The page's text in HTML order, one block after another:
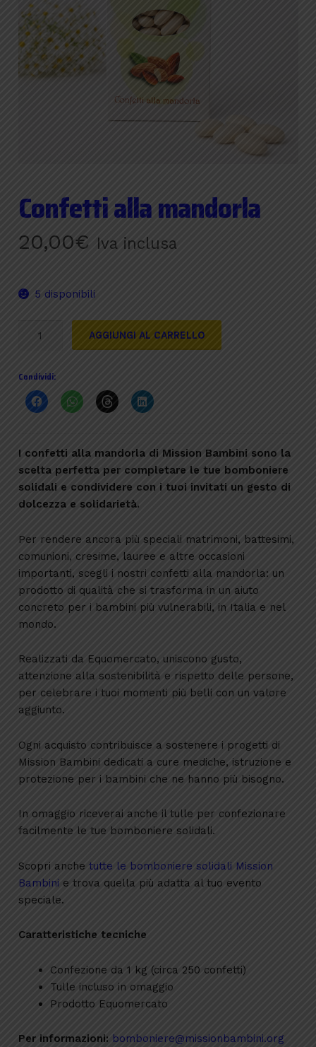
Confetti alla mandorla
20,00€ Iva inclusa
5 disponibili
quantità
AGGIUNGI AL CARRELLO
Condividi:
I confetti alla mandorla di Mission Bambini sono la
scelta perfetta per completare le tue bomboniere
solidali e condividere con i tuoi invitati un gesto di
dolcezza e solidarietà.
Per rendere ancora più speciali matrimoni, battesimi,
comunioni, cresime, lauree e altre occasioni
importanti, scegli i nostri confetti alla mandorla: un
prodotto di qualità che si trasforma in un aiuto
concreto per i bambini più vulnerabili, in Italia e nel
mondo.
Realizzati da Equomercato, uniscono gusto,
attenzione alla sostenibilità e rispetto delle persone,
per celebrare i tuoi momenti più belli con un valore
aggiunto.
Ogni acquisto contribuisce a sostenere i progetti di
Mission Bambini dedicati a cure mediche, istruzione e
protezione per i bambini che ne hanno più bisogno.
In omaggio riceverai anche il tulle per confezionare
facilmente le tue bomboniere solidali.
Scopri anche tutte le bomboniere solidali Mission
Bambini e trova quella più adatta al tuo evento
speciale.
Caratteristiche tecniche
Confezione da 1 kg (circa 250 confetti)
Tulle incluso in omaggio
Prodotto Equomercato
Per informazioni: bomboniere@missionbambini.org